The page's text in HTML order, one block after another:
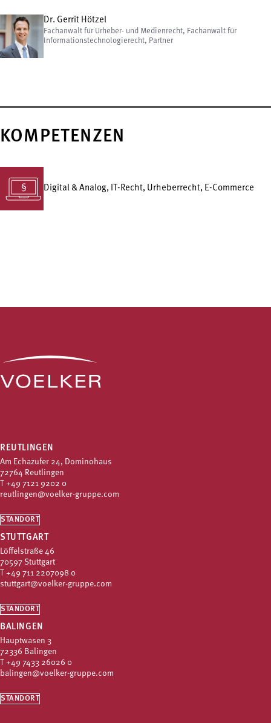
Dr. Gerrit Hötzel
Fachanwalt für Urheber- und Medienrecht, Fachanwalt für
Informationstechnologierecht, Partner
KOMPETENZEN
Digital & Analog, IT-Recht, Urheberrecht, E-Commerce
REUTLINGEN
Am Echazufer 24, Dominohaus
72764 Reutlingen
T +49 7121 9202 0
reutlingen@voelker-gruppe.com
STANDORT
STUTTGART
Löffelstraße 46
70597 Stuttgart
T +49 711 2207098 0
stuttgart@voelker-gruppe.com
STANDORT
BALINGEN
Hauptwasen 3
72336 Balingen
T +49 7433 26026 0
balingen@voelker-gruppe.com
STANDORT